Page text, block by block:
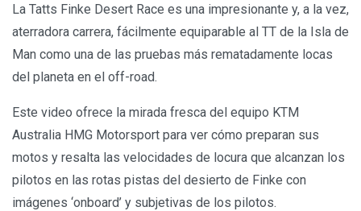
La Tatts Finke Desert Race es una impresionante y, a la vez,
aterradora carrera, fácilmente equiparable al TT de la Isla de
Man como una de las pruebas más rematadamente locas
del planeta en el off-road.
Este video ofrece la mirada fresca del equipo KTM
Australia HMG Motorsport para ver cómo preparan sus
motos y resalta las velocidades de locura que alcanzan los
pilotos en las rotas pistas del desierto de Finke con
imágenes ‘onboard’ y subjetivas de los pilotos.